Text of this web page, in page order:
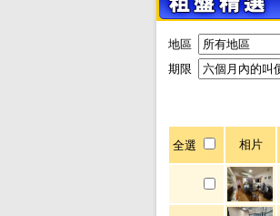
地區
期限
全選 相片